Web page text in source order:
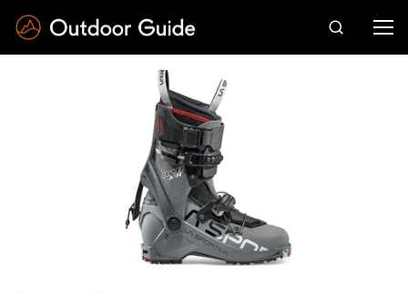
Drücken Sie die Eingabetaste zum Suchen